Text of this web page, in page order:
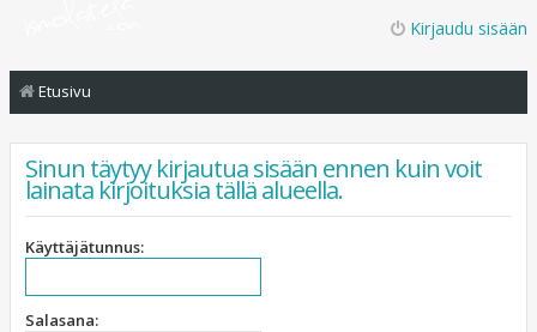
Kirjaudu sisään
Etusivu
Sinun täytyy kirjautua sisään ennen kuin voit
lainata kirjoituksia tällä alueella.
Käyttäjätunnus:
Salasana: